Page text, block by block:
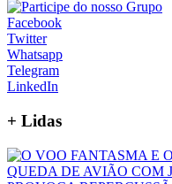
Facebook
Twitter
Whatsapp
Telegram
LinkedIn
+ Lidas